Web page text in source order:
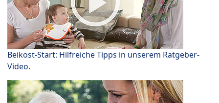
Beikost-Start: Hilfreiche Tipps in unserem Ratgeber-
Video.